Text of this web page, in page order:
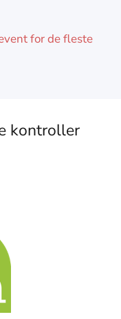
for de fleste
kontroller